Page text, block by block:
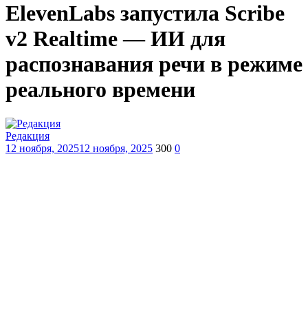
ElevenLabs запустила Scribe
v2 Realtime — ИИ для
распознавания речи в режиме
реального времени
Редакция
12 ноября, 202512 ноября, 2025 300 0